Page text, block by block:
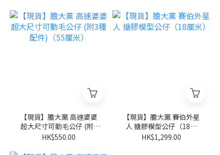
件)
【現貨】膽大黨 高速婆婆
超大尺寸可動毛公仔 (附3
種配件)（55厘米）
HK$550.00
【現貨】膽大黨 賽伯外星
人 搪膠模型公仔（18厘
米）
HK$1,299.00